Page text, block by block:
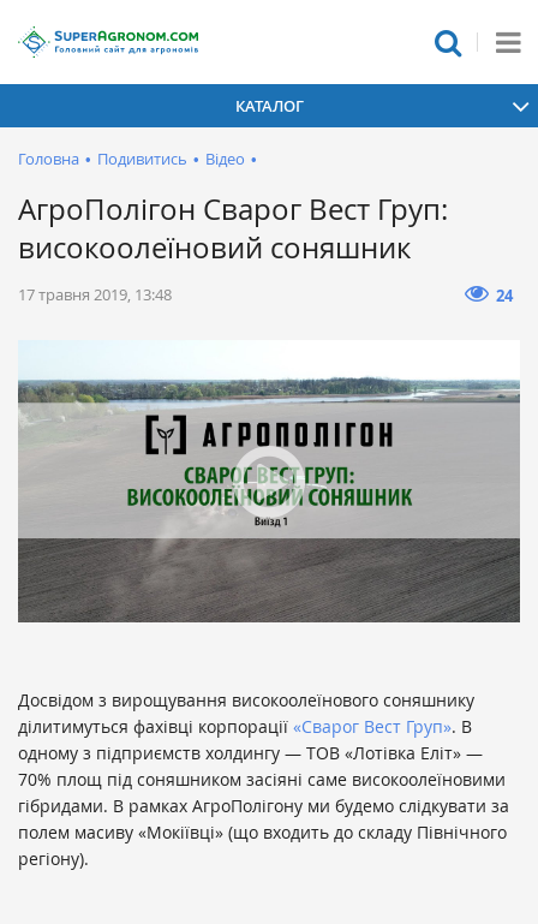
КАТАЛОГ
Головна • Подивитись • Відео •
АгроПолігон Сварог Вест Груп:
високоолеїновий соняшник
17 травня 2019, 13:48 24
Досвідом з вирощування високоолеїнового соняшнику
ділитимуться фахівці корпорації «Сварог Вест Груп». В
одному з підприємств холдингу — ТОВ «Лотівка Еліт» —
70% площ під соняшником засіяні саме високоолеїновими
гібридами. В рамках АгроПолігону ми будемо слідкувати за
полем масиву «Мокіївці» (що входить до складу Північного
регіону).